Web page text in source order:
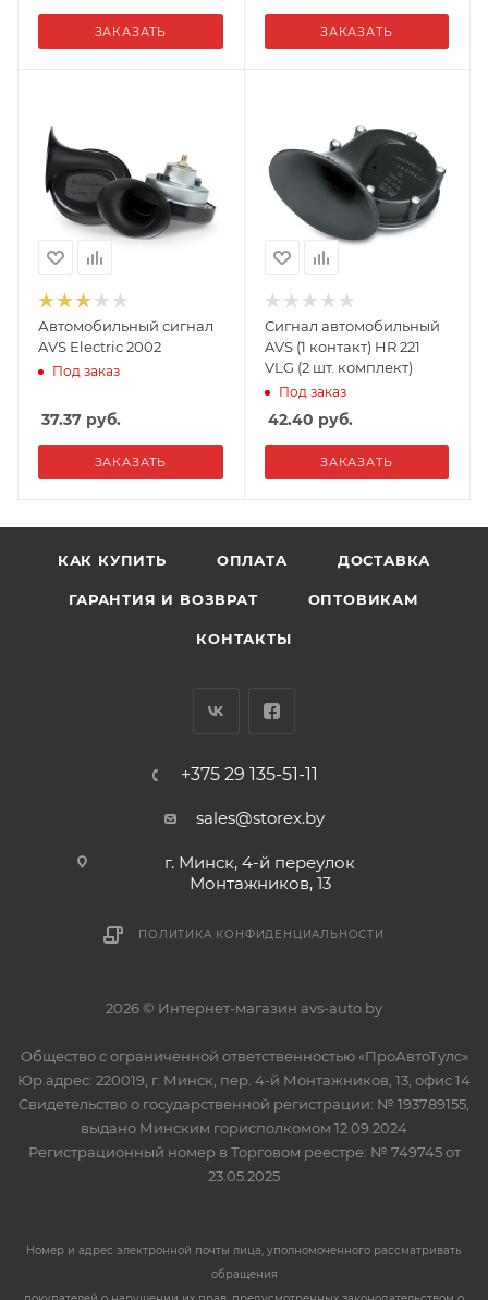
ЗАКАЗАТЬ ЗАКАЗАТЬ
Автомобильный сигнал
AVS Electric 2002
Под заказ
37.37 руб.
ЗАКАЗАТЬ
Сигнал автомобильный
AVS (1 контакт) HR 221
VLG (2 шт. комплект)
Под заказ
42.40 руб.
ЗАКАЗАТЬ
КАК КУПИТЬ ОПЛАТА ДОСТАВКА
ГАРАНТИЯ И ВОЗВРАТ ОПТОВИКАМ
КОНТАКТЫ
+375 29 135-51-11
sales@storex.by
г. Минск, 4-й переулок
Монтажников, 13
ПОЛИТИКА КОНФИДЕНЦИАЛЬНОСТИ
2026 © Интернет-магазин avs-auto.by
Общество с ограниченной ответственностью «ПроАвтоТулс»
Юр.адрес: 220019, г. Минск, пер. 4-й Монтажников, 13, офис 14
Свидетельство о государственной регистрации: № 193789155,
выдано Минским горисполкомом 12.09.2024
Регистрационный номер в Торговом реестре: № 749745 от
23.05.2025
Номер и адрес электронной почты лица, уполномоченного рассматривать
обращения